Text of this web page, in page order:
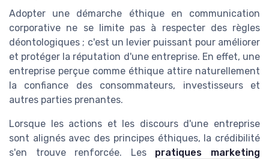
Adopter une démarche éthique en communication
corporative ne se limite pas à respecter des règles
déontologiques ; c'est un levier puissant pour améliorer
et protéger la réputation d'une entreprise. En effet, une
entreprise perçue comme éthique attire naturellement
la confiance des consommateurs, investisseurs et
autres parties prenantes.
Lorsque les actions et les discours d'une entreprise
sont alignés avec des principes éthiques, la crédibilité
s'en trouve renforcée. Les pratiques marketing